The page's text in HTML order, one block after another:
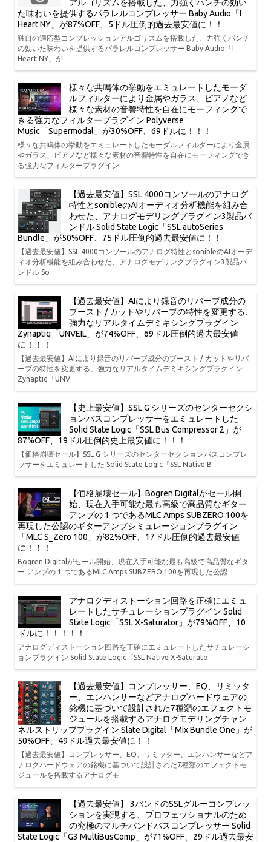
アルゴリズムを搭載した、力強くパンチの効い
た味わいを提供するパラレルコンプレッサー Baby Audio「I
Heart NY」が87%OFF、5ドル圧倒的過去最安値に！！
独自の適応型コンプレッションアルゴリズムを搭載した、力強くパンチ
の効いた味わいを提供するパラレルコンプレッサー Baby Audio「I
Heart NY」が
様々な共鳴体の挙動をエミュレートしたモーダ
ルフィルターにより金属やガラス、ピアノなど
様々な素材の音響特性を自在にモーフィングで
きる強力なフィルタープラグイン Polyverse
Music「Supermodal」が30%OFF、69ドルに！！！
様々な共鳴体の挙動をエミュレートしたモーダルフィルターにより金属
やガラス、ピアノなど様々な素材の音響特性を自在にモーフィングでき
る強力なフィルタープラグイン
【過去最安値】SSL 4000コンソールのアナログ
特性とsonibleのAIオーディオ分析機能を組み合
わせた、アナログモデリングプラグイン3製品バ
ンドル Solid State Logic「SSL autoSeries
Bundle」が50%OFF、75ドル圧倒的過去最安値に！！
【過去最安値】SSL 4000コンソールのアナログ特性とsonibleのAIオーデ
ィオ分析機能を組み合わせた、アナログモデリングプラグイン3製品バ
ンドル So
【過去最安値】AIにより録音のリバーブ成分の
ブースト / カットやリバーブの特性を変更する、
強力なリアルタイムデミキシングプラグイン
Zynaptiq「UNVEIL」が74%OFF、69ドル圧倒的過去最安値
に！！！
【過去最安値】AIにより録音のリバーブ成分のブースト / カットやリバ
ーブの特性を変更する、強力なリアルタイムデミキシングプラグイン
Zynaptiq「UNV
【史上最安値】SSL G シリーズのセンターセクシ
ョンバスコンプレッサーをエミュレートした
Solid State Logic「SSL Bus Compressor 2」が
87%OFF、19ドル圧倒的史上最安値に！！！
【価格崩壊セール】SSL G シリーズのセンターセクションバスコンプレ
ッサーをエミュレートした Solid State Logic「SSL Native B
【価格崩壊セール】Bogren Digitalがセール開
始、現在入手可能な最も高級で高品質なギター
アンプの 1 つであるMLC Amps SUBZERO 100を
再現した公認のギターアンプシミュレーションプラグイン
「MLC S_Zero 100」が82%OFF、17ドル圧倒的過去最安値
に！！！
Bogren Digitalがセール開始、現在入手可能な最も高級で高品質なギタ
ー アンプの 1 つであるMLC Amps SUBZERO 100を再現した公認
アナログディストーション回路を正確にエミュ
レートしたサチュレーションプラグイン Solid
State Logic「SSL X-Saturator」が79%OFF、10
ドルに！！！！！
アナログディストーション回路を正確にエミュレートしたサチュレーシ
ョンプラグイン Solid State Logic「SSL Native X-Saturato
【過去最安値】コンプレッサー、EQ、リミッタ
ー、エンハンサーなどアナログハードウェアの
銘機に基づいて設計された7種類のエフェクトモ
ジュールを搭載するアナログモデリングチャン
ネルストリッププラグイン Slate Digital「Mix Bundle One」が
50%OFF、49ドル過去最安値に！！
【過去最安値】コンプレッサー、EQ、リミッター、エンハンサーなどア
ナログハードウェアの銘機に基づいて設計された7種類のエフェクトモ
ジュールを搭載するアナログモ
【過去最安値】 3バンドのSSLグルーコンプレッ
ションを実現する、プロフェッショナルのため
の究極のマルチバンドバスコンプレッサー Solid
State Logic「G3 MultiBusComp」が71%OFF、29ドル過去最安